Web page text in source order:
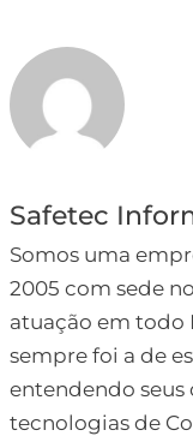
Safetec
Somos uma
2005 com sede
atuação em todo
sempre foi a de
entendendo seus
tecnologias de